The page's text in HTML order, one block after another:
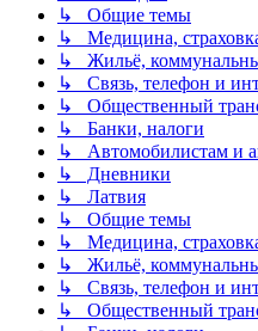
↳ Общие темы
↳ Медицина,
↳ Жильё,
↳ Связь, телефон и
↳ Общественный
↳ Банки, налоги
↳ Автомобилистам и
↳ Дневники
↳ Латвия
↳ Общие темы
↳ Медицина,
↳ Жильё,
↳ Связь, телефон и
↳ Общественный